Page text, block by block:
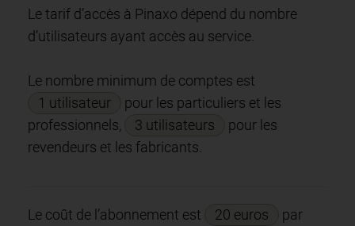
Le tarif d’accès à Pinaxo dépend du nombre
d’utilisateurs ayant accès au service.
Le nombre minimum de comptes est
1 utilisateur
pour les particuliers et les
professionnels,
3 utilisateurs
pour les
revendeurs et les fabricants.
Le coût de l’abonnement est 20 euros
par